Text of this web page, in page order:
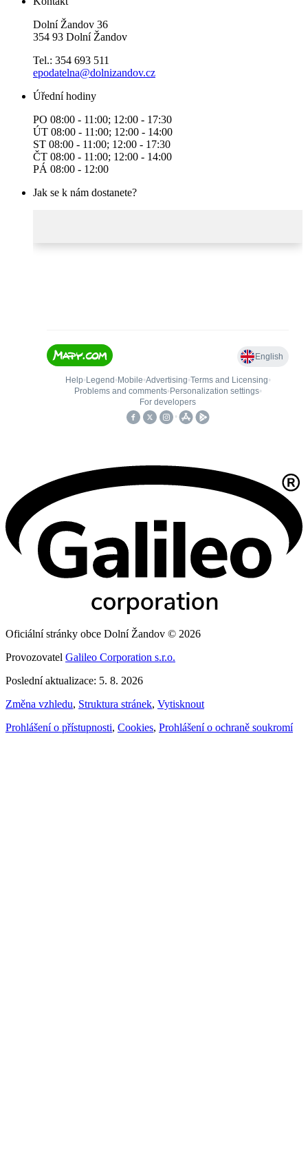
Dolní Žandov 36
354 93 Dolní Žandov
Tel.: 354 693 511
epodatelna@dolnizandov.cz
Úřední hodiny
PO 08:00 - 11:00; 12:00 - 17:30
ÚT 08:00 - 11:00; 12:00 - 14:00
ST 08:00 - 11:00; 12:00 - 17:30
ČT 08:00 - 11:00; 12:00 - 14:00
PÁ 08:00 - 12:00
Jak se k nám dostanete?
Oficiální stránky obce Dolní Žandov © 2026
Provozovatel Galileo Corporation s.r.o.
Poslední aktualizace: 5. 8. 2026
Změna vzhledu, Struktura stránek, Vytisknout
Prohlášení o přístupnosti, Cookies, Prohlášení o ochraně soukromí